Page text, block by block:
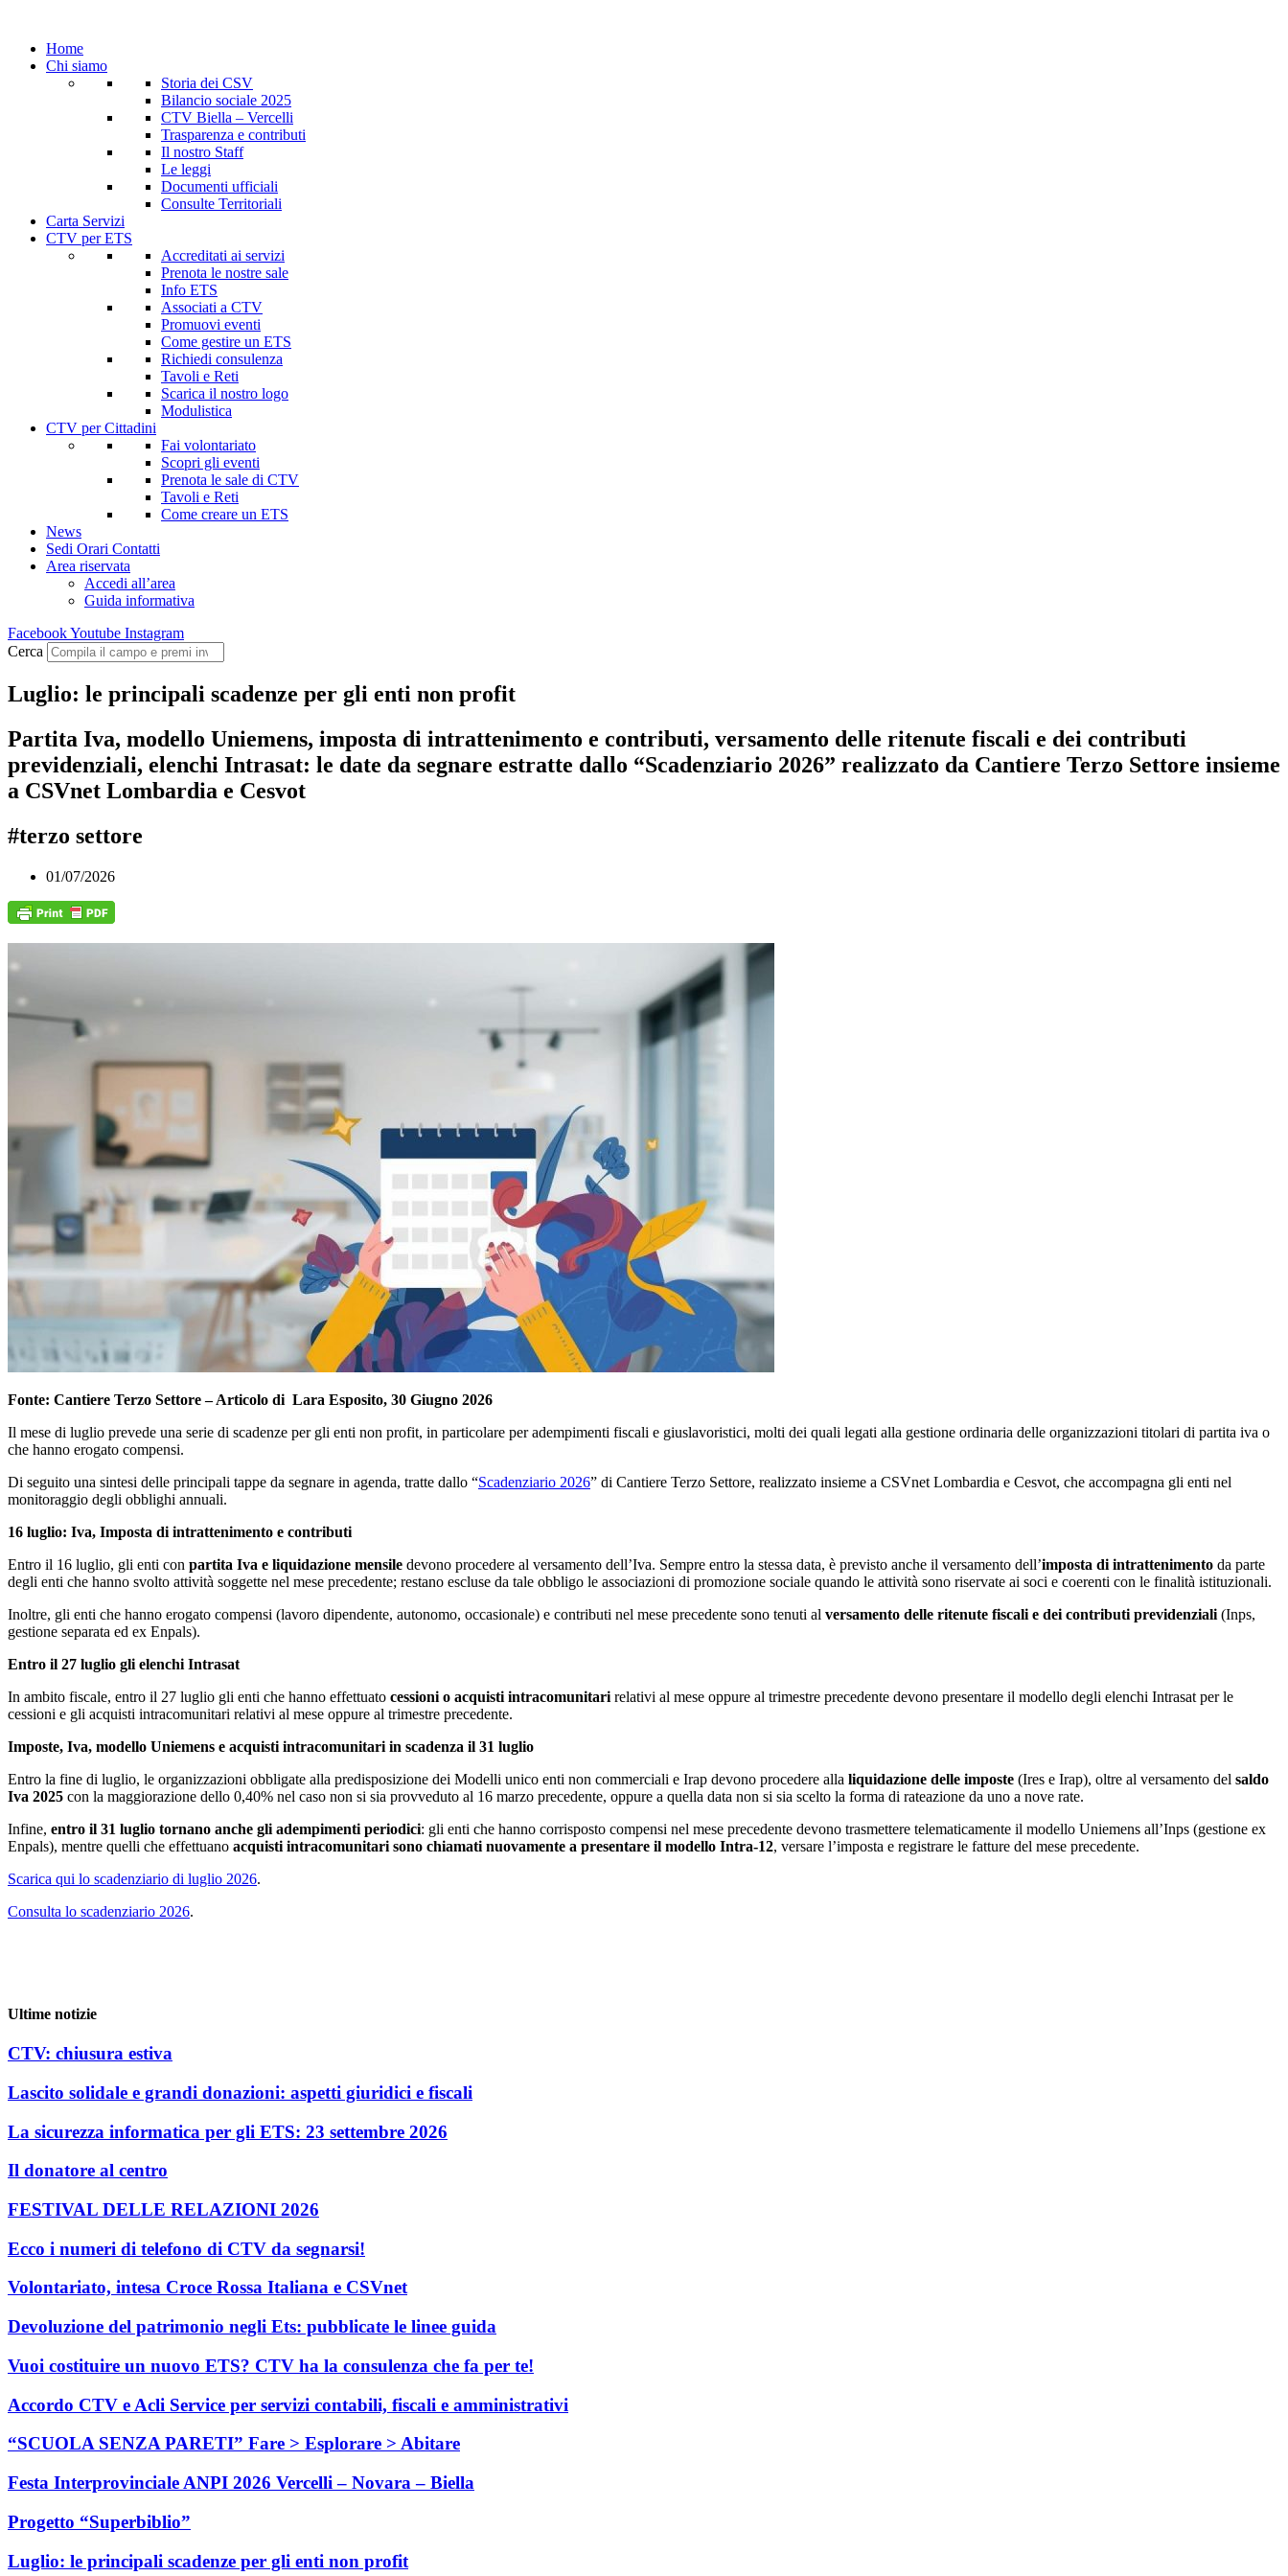
Home
Chi siamo
Storia dei CSV
Bilancio sociale 2025
CTV Biella – Vercelli
Trasparenza e contributi
Il nostro Staff
Le leggi
Documenti ufficiali
Consulte Territoriali
Carta Servizi
CTV per ETS
Accreditati ai servizi
Prenota le nostre sale
Info ETS
Associati a CTV
Promuovi eventi
Come gestire un ETS
Richiedi consulenza
Tavoli e Reti
Scarica il nostro logo
Modulistica
CTV per Cittadini
Fai volontariato
Scopri gli eventi
Prenota le sale di CTV
Tavoli e Reti
Come creare un ETS
News
Sedi Orari Contatti
Area riservata
Accedi all’area
Guida informativa
FacebookYoutube Instagram
Cerca
Luglio: le principali scadenze per gli enti non profit
Partita Iva, modello Uniemens, imposta di intrattenimento e contributi, versamento delle ritenute fiscali e dei contributi
previdenziali, elenchi Intrasat: le date da segnare estratte dallo “Scadenziario 2026” realizzato da Cantiere Terzo Settore insieme
a CSVnet Lombardia e Cesvot
#terzo settore
01/07/2026
Fonte: Cantiere Terzo Settore – Articolo di Lara Esposito, 30 Giugno 2026
Il mese di luglio prevede una serie di scadenze per gli enti non profit, in particolare per adempimenti fiscali e giuslavoristici, molti dei quali legati alla gestione ordinaria delle organizzazioni titolari di partita iva o
che hanno erogato compensi.
Di seguito una sintesi delle principali tappe da segnare in agenda, tratte dallo “Scadenziario 2026” di Cantiere Terzo Settore, realizzato insieme a CSVnet Lombardia e Cesvot, che accompagna gli enti nel
monitoraggio degli obblighi annuali.
16 luglio: Iva, Imposta di intrattenimento e contributi
Entro il 16 luglio, gli enti con partita Iva e liquidazione mensile devono procedere al versamento dell’Iva. Sempre entro la stessa data, è previsto anche il versamento dell’imposta di intrattenimento da parte
degli enti che hanno svolto attività soggette nel mese precedente; restano escluse da tale obbligo le associazioni di promozione sociale quando le attività sono riservate ai soci e coerenti con le finalità istituzionali.
Inoltre, gli enti che hanno erogato compensi (lavoro dipendente, autonomo, occasionale) e contributi nel mese precedente sono tenuti al versamento delle ritenute fiscali e dei contributi previdenziali (Inps,
gestione separata ed ex Enpals).
Entro il 27 luglio gli elenchi Intrasat
In ambito fiscale, entro il 27 luglio gli enti che hanno effettuato cessioni o acquisti intracomunitari relativi al mese oppure al trimestre precedente devono presentare il modello degli elenchi Intrasat per le
cessioni e gli acquisti intracomunitari relativi al mese oppure al trimestre precedente.
Imposte, Iva, modello Uniemens e acquisti intracomunitari in scadenza il 31 luglio
Entro la fine di luglio, le organizzazioni obbligate alla predisposizione dei Modelli unico enti non commerciali e Irap devono procedere alla liquidazione delle imposte (Ires e Irap), oltre al versamento del saldo
Iva 2025 con la maggiorazione dello 0,40% nel caso non si sia provveduto al 16 marzo precedente, oppure a quella data non si sia scelto la forma di rateazione da uno a nove rate.
Infine, entro il 31 luglio tornano anche gli adempimenti periodici: gli enti che hanno corrisposto compensi nel mese precedente devono trasmettere telematicamente il modello Uniemens all’Inps (gestione ex
Enpals), mentre quelli che effettuano acquisti intracomunitari sono chiamati nuovamente a presentare il modello Intra-12, versare l’imposta e registrare le fatture del mese precedente.
Scarica qui lo scadenziario di luglio 2026.
Consulta lo scadenziario 2026.
Ultime notizie
CTV: chiusura estiva
Lascito solidale e grandi donazioni: aspetti giuridici e fiscali
La sicurezza informatica per gli ETS: 23 settembre 2026
Il donatore al centro
FESTIVAL DELLE RELAZIONI 2026
Ecco i numeri di telefono di CTV da segnarsi!
Volontariato, intesa Croce Rossa Italiana e CSVnet
Devoluzione del patrimonio negli Ets: pubblicate le linee guida
Vuoi costituire un nuovo ETS? CTV ha la consulenza che fa per te!
Accordo CTV e Acli Service per servizi contabili, fiscali e amministrativi
“SCUOLA SENZA PARETI” Fare > Esplorare > Abitare
Festa Interprovinciale ANPI 2026 Vercelli – Novara – Biella
Progetto “Superbiblio”
Luglio: le principali scadenze per gli enti non profit